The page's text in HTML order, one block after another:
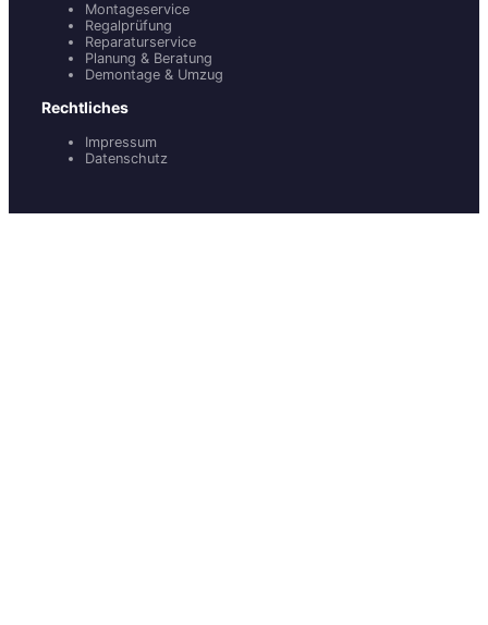
Montageservice
Regalprüfung
Reparaturservice
Planung & Beratung
Demontage & Umzug
Rechtliches
Impressum
Datenschutz